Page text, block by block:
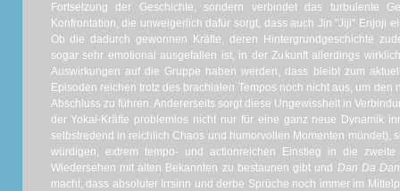
Fortsetzung der Geschichte, sondern verbindet das turbulente
Konfrontation, die unweigerlich dafür sorgt, dass auch Jin "Jiji" Enjoji
Ob die dadurch gewonnen Kräfte, deren Hintergrundgeschichte
sogar sehr emotional ausgefallen ist, in der Zukunft allerdings
Auswirkungen auf die Gruppe haben werden, dass bleibt zum
Episoden reichen trotz des brachialen Tempos noch nicht aus, um
Abschluss zu führen. Andererseits sorgt diese Ungewissheit in
der Yokai-Kräfte problemlos nicht nur für eine ganz neue Dynamik
selbstredend in reichlich Chaos und humorvollen Momenten mündet),
würdigen, extrem tempo- und actionreichen Einstieg in die
Wiedersehen mit alten Bekannten zu bestaunen gibt und Dan Da Dan
macht, dass absoluter Irrsinn und derbe Sprüche noch immer im